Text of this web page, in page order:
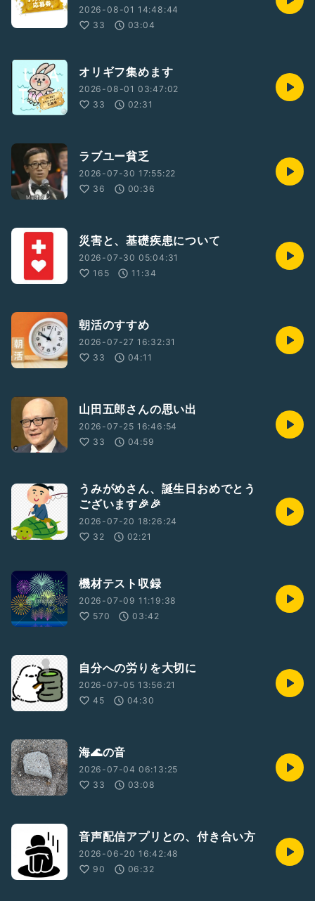
2026-08-01 14:48:44
33
03:04
オリギフ集めます
2026-08-01 03:47:02
33
02:31
ラブユー貧乏
2026-07-30 17:55:22
36
00:36
災害と、基礎疾患について
2026-07-30 05:04:31
165
11:34
朝活のすすめ
2026-07-27 16:32:31
33
04:11
山田五郎さんの思い出
2026-07-25 16:46:54
33
04:59
うみがめさん、誕生日おめでとう
ございます🎉🎉
2026-07-20 18:26:24
32
02:21
機材テスト収録
2026-07-09 11:19:38
570
03:42
自分への労りを大切に
2026-07-05 13:56:21
45
04:30
海🌊の音
2026-07-04 06:13:25
33
03:08
音声配信アプリとの、付き合い方
2026-06-20 16:42:48
90
06:32